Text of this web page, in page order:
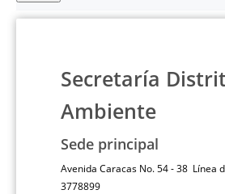
Secretaría
Ambiente
Sede principal
Avenida Caracas No. 54 - 38 Línea
3778899